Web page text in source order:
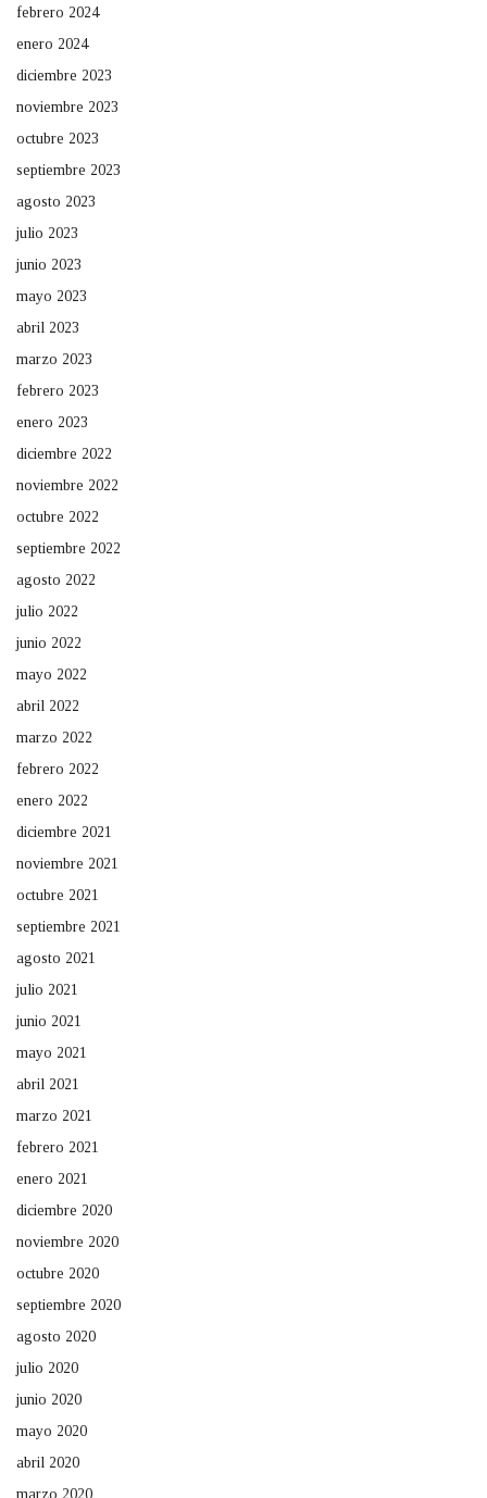
febrero 2024
enero 2024
diciembre 2023
noviembre 2023
octubre 2023
septiembre 2023
agosto 2023
julio 2023
junio 2023
mayo 2023
abril 2023
marzo 2023
febrero 2023
enero 2023
diciembre 2022
noviembre 2022
octubre 2022
septiembre 2022
agosto 2022
julio 2022
junio 2022
mayo 2022
abril 2022
marzo 2022
febrero 2022
enero 2022
diciembre 2021
noviembre 2021
octubre 2021
septiembre 2021
agosto 2021
julio 2021
junio 2021
mayo 2021
abril 2021
marzo 2021
febrero 2021
enero 2021
diciembre 2020
noviembre 2020
octubre 2020
septiembre 2020
agosto 2020
julio 2020
junio 2020
mayo 2020
abril 2020
marzo 2020